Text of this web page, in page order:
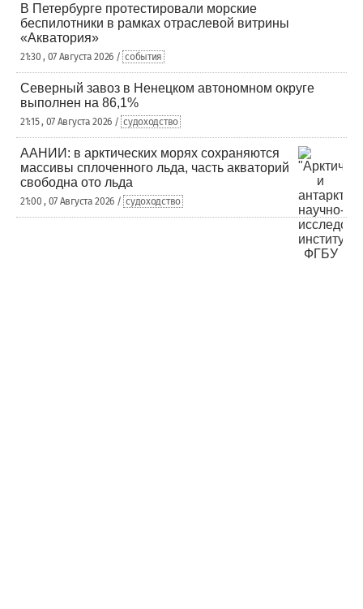
В Петербурге протестировали морские
беспилотники в рамках отраслевой витрины
«Акватория»
21:30 , 07 Августа 2026 / события
Северный завоз в Ненецком автономном округе
выполнен на 86,1%
21:15 , 07 Августа 2026 / судоходство
ААНИИ: в арктических морях сохраняются
массивы сплоченного льда, часть акваторий
свободна ото льда
21:00 , 07 Августа 2026 / судоходство